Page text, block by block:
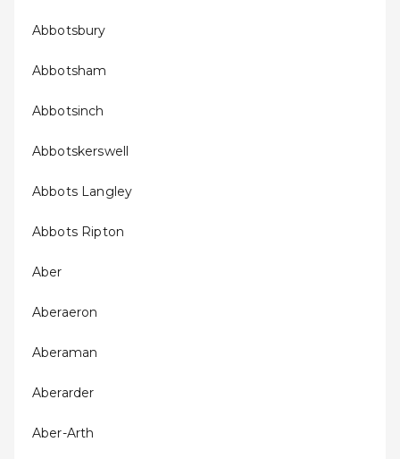
Abbotsbury
Abbotsham
Abbotsinch
Abbotskerswell
Abbots Langley
Abbots Ripton
Aber
Aberaeron
Aberaman
Aberarder
Aber-Arth